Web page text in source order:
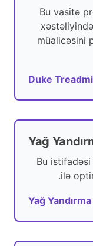
Bu vasitə
müalicəsini
Duke
Yağ
Bu
ilə
Yağ